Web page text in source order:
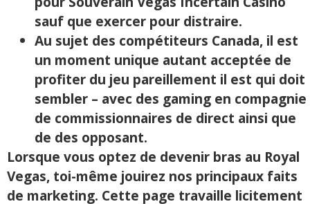
sauf que exercer pour distraire.
Au sujet des compétiteurs Canada, il est
un moment unique autant acceptée de
profiter du jeu pareillement il est qui doit
sembler – avec des gaming en compagnie
de commissionnaires de direct ainsi que
de des opposant.
Lorsque vous optez de devenir bras au Royal
Vegas, toi-même jouirez nos principaux faits
de marketing. Cette page travaille licitement